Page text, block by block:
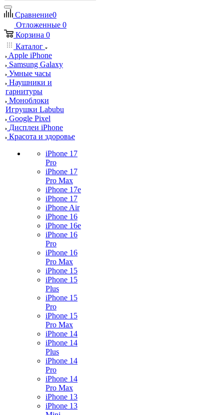
Сравнение0
Отложенные 0
Корзина 0
Каталог
Apple iPhone
Samsung Galaxy
Умные часы
Наушники и
гарнитуры
Моноблоки
Игрушки Labubu
Google Pixel
Дисплеи iPhone
Красота и здоровье
iPhone 17
Pro
iPhone 17
Pro Max
iPhone 17e
iPhone 17
iPhone Air
iPhone 16
iPhone 16e
iPhone 16
Pro
iPhone 16
Pro Max
iPhone 15
iPhone 15
Plus
iPhone 15
Pro
iPhone 15
Pro Max
iPhone 14
iPhone 14
Plus
iPhone 14
Pro
iPhone 14
Pro Max
iPhone 13
iPhone 13